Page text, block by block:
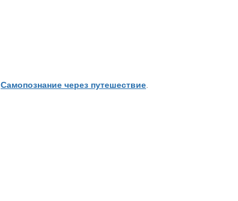
Самопознание через путешествие